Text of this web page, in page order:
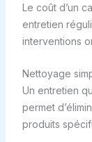
Le coût d’un
entretien
interventions
Nettoyage
Un entretien
permet
produits